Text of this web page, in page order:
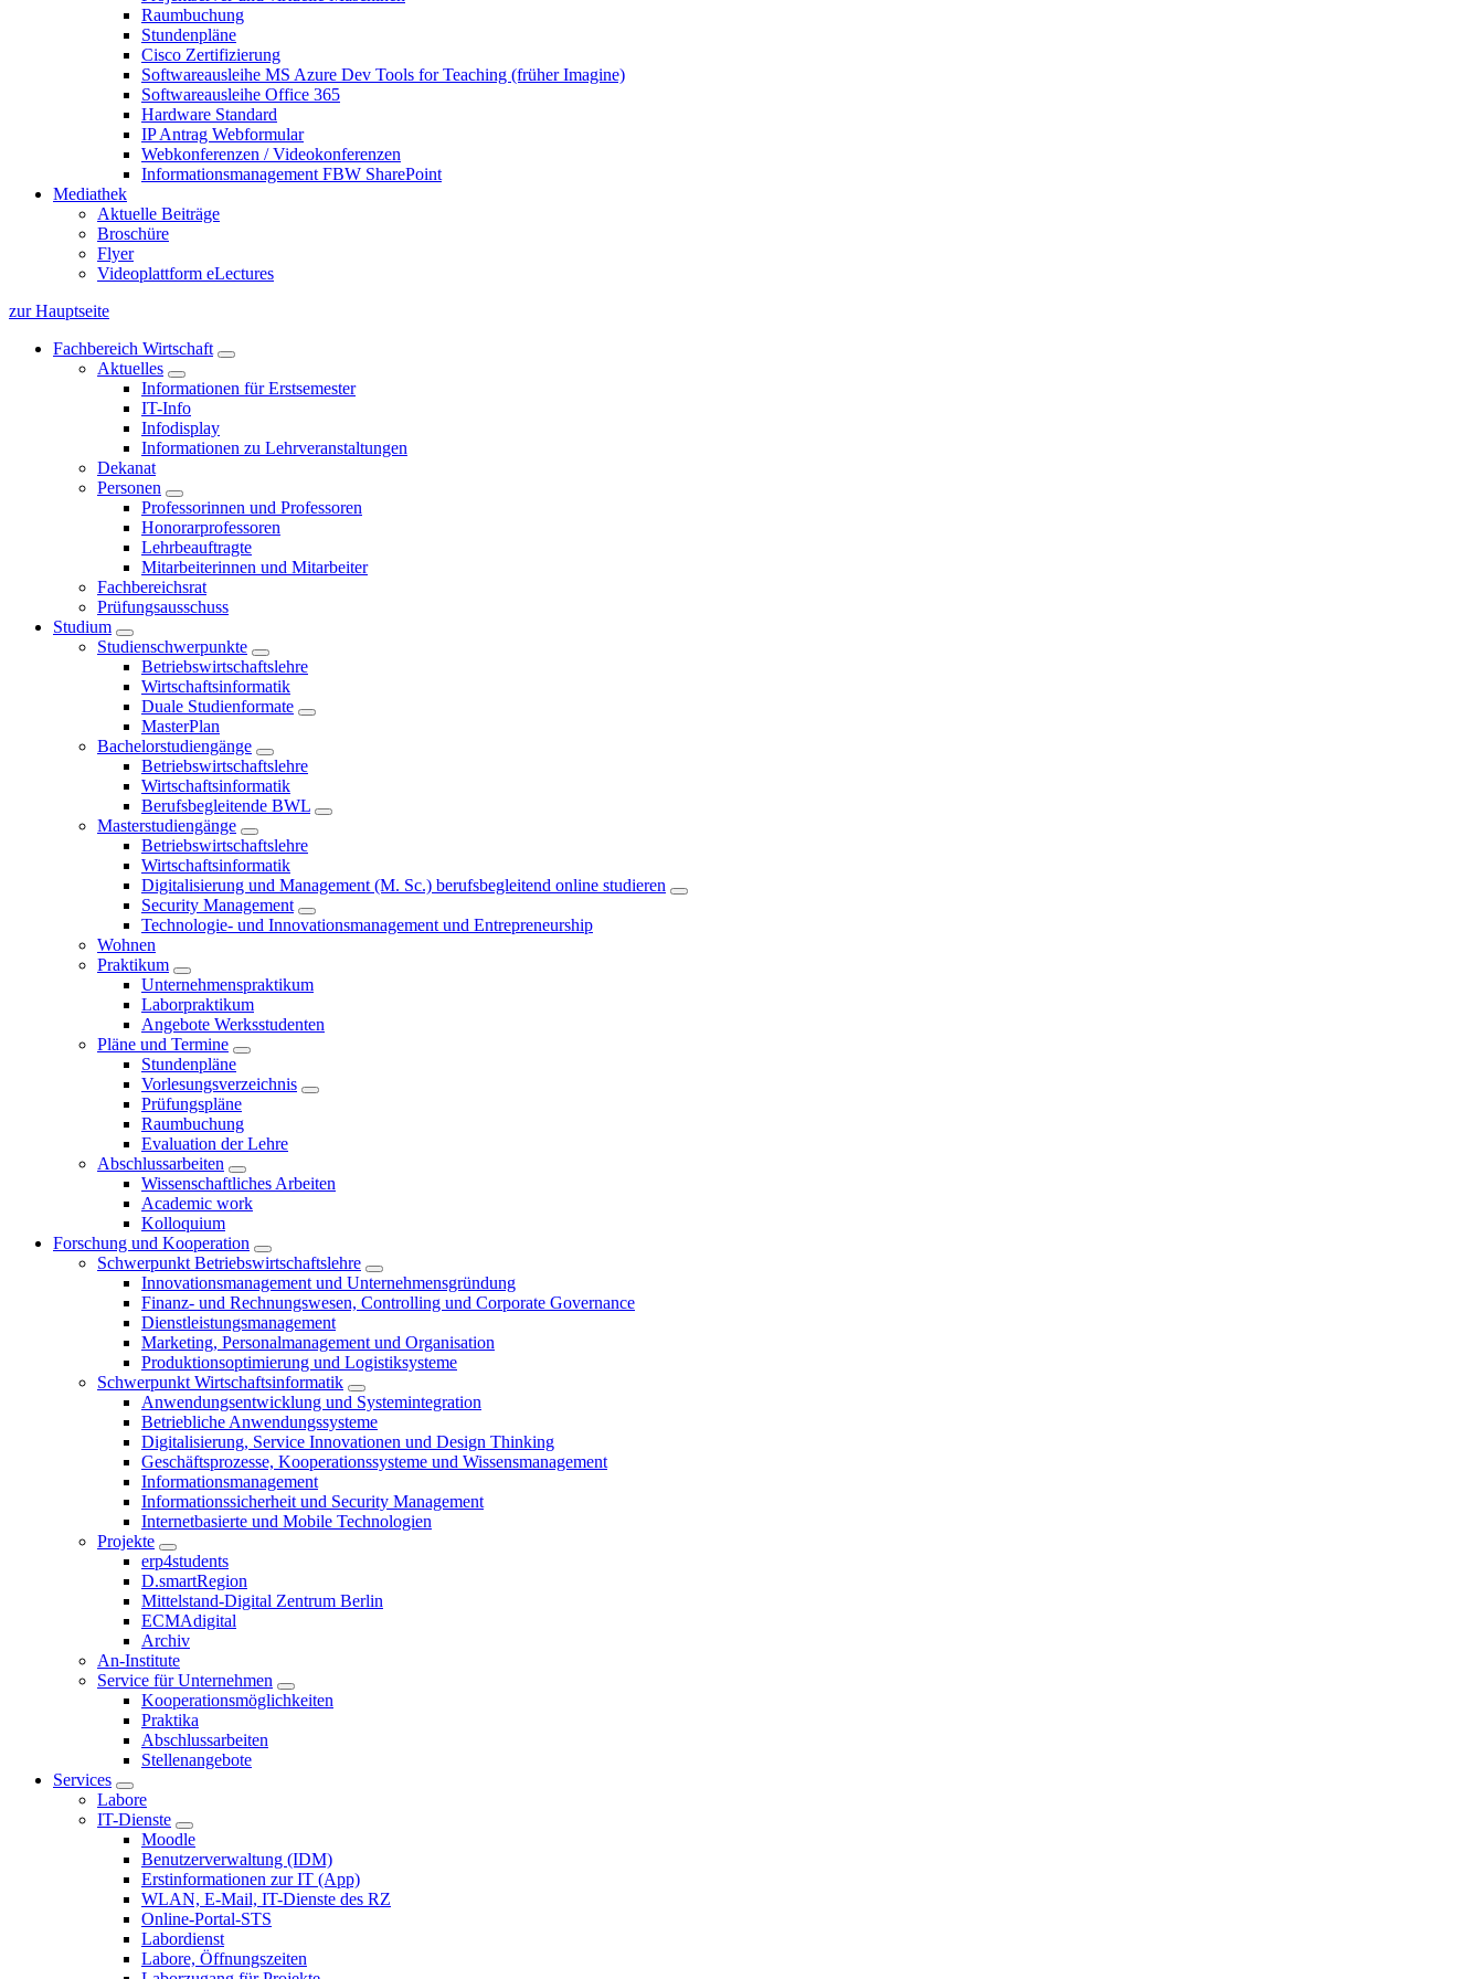
Raumbuchung
Stundenpläne
Cisco Zertifizierung
Softwareausleihe MS Azure Dev Tools for Teaching (früher Imagine)
Softwareausleihe Office 365
Hardware Standard
IP Antrag Webformular
Webkonferenzen / Videokonferenzen
Informationsmanagement FBW SharePoint
Mediathek
Aktuelle Beiträge
Broschüre
Flyer
Videoplattform eLectures
zur Hauptseite
Fachbereich Wirtschaft
Aktuelles
Informationen für Erstsemester
IT-Info
Infodisplay
Informationen zu Lehrveranstaltungen
Dekanat
Personen
Professorinnen und Professoren
Honorarprofessoren
Lehrbeauftragte
Mitarbeiterinnen und Mitarbeiter
Fachbereichsrat
Prüfungsausschuss
Studium
Studienschwerpunkte
Betriebswirtschaftslehre
Wirtschaftsinformatik
Duale Studienformate
MasterPlan
Bachelorstudiengänge
Betriebswirtschaftslehre
Wirtschaftsinformatik
Berufsbegleitende BWL
Masterstudiengänge
Betriebswirtschaftslehre
Wirtschaftsinformatik
Digitalisierung und Management (M. Sc.) berufsbegleitend online studieren
Security Management
Technologie- und Innovationsmanagement und Entrepreneurship
Wohnen
Praktikum
Unternehmenspraktikum
Laborpraktikum
Angebote Werksstudenten
Pläne und Termine
Stundenpläne
Vorlesungsverzeichnis
Prüfungspläne
Raumbuchung
Evaluation der Lehre
Abschlussarbeiten
Wissenschaftliches Arbeiten
Academic work
Kolloquium
Forschung und Kooperation
Schwerpunkt Betriebswirtschaftslehre
Innovationsmanagement und Unternehmensgründung
Finanz- und Rechnungswesen, Controlling und Corporate Governance
Dienstleistungsmanagement
Marketing, Personalmanagement und Organisation
Produktionsoptimierung und Logistiksysteme
Schwerpunkt Wirtschaftsinformatik
Anwendungsentwicklung und Systemintegration
Betriebliche Anwendungssysteme
Digitalisierung, Service Innovationen und Design Thinking
Geschäftsprozesse, Kooperationssysteme und Wissensmanagement
Informationsmanagement
Informationssicherheit und Security Management
Internetbasierte und Mobile Technologien
Projekte
erp4students
D.smartRegion
Mittelstand-Digital Zentrum Berlin
ECMAdigital
Archiv
An-Institute
Service für Unternehmen
Kooperationsmöglichkeiten
Praktika
Abschlussarbeiten
Stellenangebote
Services
Labore
IT-Dienste
Moodle
Benutzerverwaltung (IDM)
Erstinformationen zur IT (App)
WLAN, E-Mail, IT-Dienste des RZ
Online-Portal-STS
Labordienst
Labore, Öffnungszeiten